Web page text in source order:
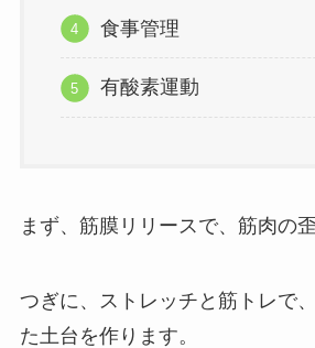
食事管理
有酸素運動
まず、筋膜リリースで、筋肉の
つぎに、ストレッチと筋トレで
た土台を作ります。